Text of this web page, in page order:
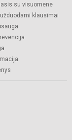
su visuomene
klausimai